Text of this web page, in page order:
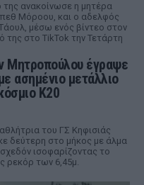
της ανακοίνωσε η μητέρα
Μόροου, και ο αδελφός
μέσω ενός βίντεο στον
της στο TikTok την Τετάρτη
Μητροπούλου έγραψε
ασημένιο μετάλλιο
Κ20
του ΓΣ Κηφισιάς
δεύτερη στο μήκος με άλμα
ισοφαρίζοντας το
ρεκόρ των 6,45μ.